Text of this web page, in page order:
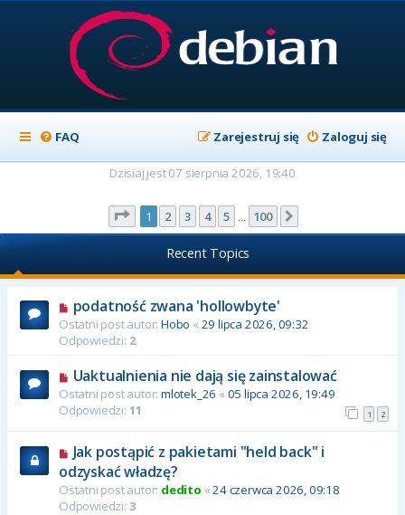
FAQ Zaloguj się
Zarejestruj się
Dzisiaj jest 07 sierpnia 2026, 19:40
Strona z100
1 2 3 4 5 100
Recent Topics
podatność zwana 'hollowbyte'
Ostatni post autor: Hobo « 29 lipca 2026, 09:32
Odpowiedzi: 2
Uaktualnienia nie dają się zainstalować
Ostatni post autor: mlotek_26 « 05 lipca 2026, 19:49
Odpowiedzi: 11 1 2
Jak postąpić z pakietami "held back" i
odzyskać władzę?
Ostatni post autor: dedito «24 czerwca 2026, 09:18
Odpowiedzi: 3